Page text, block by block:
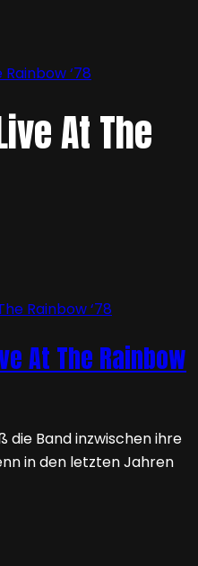
Rainbow ‘78
At The
At The Rainbow
die Band inzwischen ihre
in den letzten Jahren